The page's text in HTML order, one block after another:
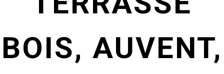
BOIS, AUVENT,